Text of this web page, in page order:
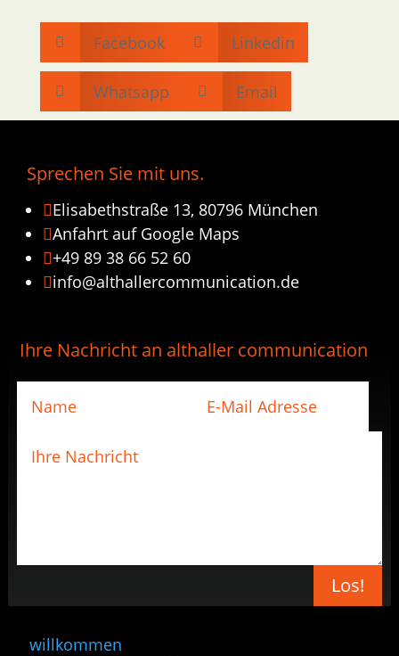
 Facebook  Linkedin
 Whatsapp  Email
Sprechen Sie mit uns.
Elisabethstraße 13, 80796 München
Anfahrt auf Google Maps
+49 89 38 66 52 60
info@althallercommunication.de
Ihre Nachricht an althaller communication
Los!
willkommen